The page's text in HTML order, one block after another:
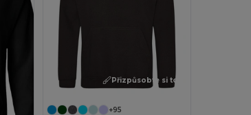
Přizpůsobte si to!
+95